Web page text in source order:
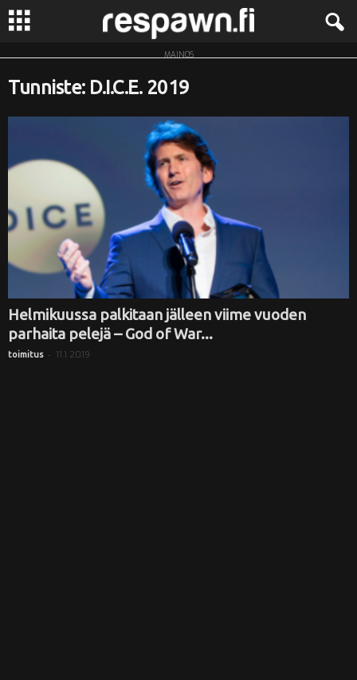
R
MAINOS
Tunniste: D.I.C.E. 2019
Helmikuussa palkitaan jälleen viime vuoden
parhaita pelejä – God of War...
toimitus - 11.1.2019